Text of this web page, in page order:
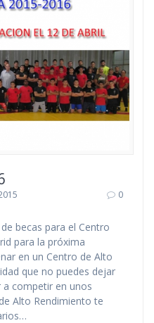
0
becas para el Centro
para la próxima
en un Centro de Alto
que no puedes dejar
competir en unos
Alto Rendimiento te